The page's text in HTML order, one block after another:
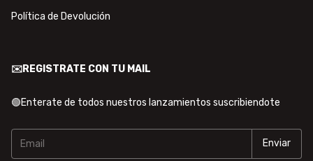
Política de Devolución
✉️REGISTRATE CON TU MAIL
🟢Enterate de todos nuestros lanzamientos suscribiendote